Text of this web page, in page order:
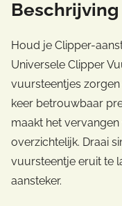
Beschrijving
Houd je Clipper-
Universele Clipper
vuursteentjes
keer betrouwbaar
maakt het
overzichtelijk. Draai
vuursteentje eruit te
aansteker.